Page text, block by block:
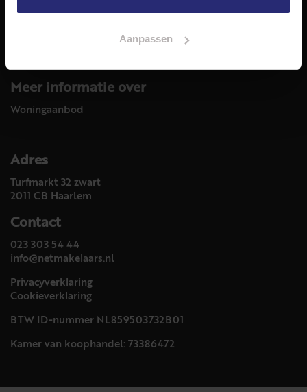
Aanpassen
Meer informatie over
Woningaanbod
Adres
Turfmarkt 32 zwart
2011 CB Haarlem
Contact
023 303 54 44
info@netmakelaars.nl
Privacyverklaring
Cookieverklaring
BTW ID-nummer NL859503732B01
Kamer van koophandel: 73386472